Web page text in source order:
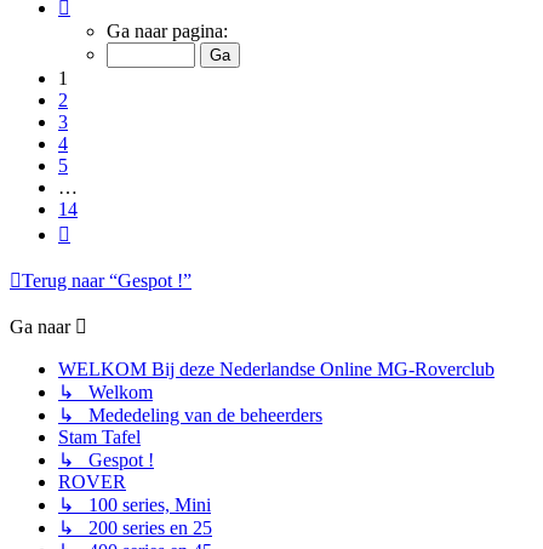
van
Ga naar pagina:
1
2
3
4
5
…
14
Terug naar “Gespot !”
Ga naar
WELKOM Bij deze Nederlandse Online MG-Roverclub
↳ Welkom
↳ Mededeling van de beheerders
Stam Tafel
↳ Gespot !
ROVER
↳ 100 series, Mini
↳ 200 series en 25